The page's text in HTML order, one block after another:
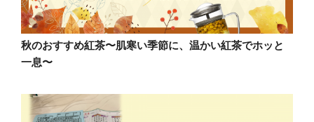
秋のおすすめ紅茶〜肌寒い季節に、温かい紅茶でホッと
一息〜